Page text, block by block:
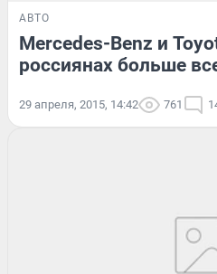
АВТО
Mercedes-Benz и
россиянах больше
29 апреля, 2015, 14:42 761